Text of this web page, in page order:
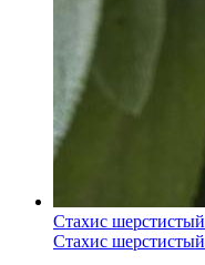
Стахис шерстистый
Стахис шерстистый